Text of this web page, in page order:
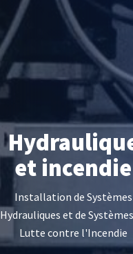
et incendie
Installation de Systèmes
Hydrauliques et de
Lutte contre l'Incendie